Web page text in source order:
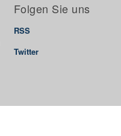
Folgen Sie uns
RSS
Twitter